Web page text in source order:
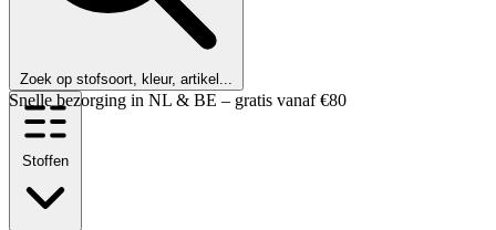
Zoek op stofsoort, kleur, artikel...
Klanten beoordelen ons met een 9,6!
Stoffen